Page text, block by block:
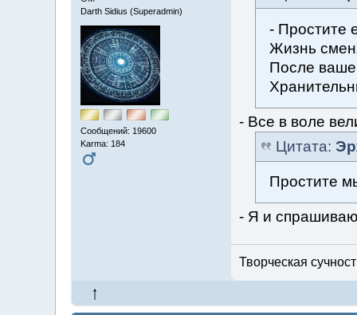
Darth Sidius (Superadmin)
Сообщений: 19600
Karma: 184
- Простите
Жизнь
После
- Все в воле
Цитата:
Простите
- Я и
Творческая